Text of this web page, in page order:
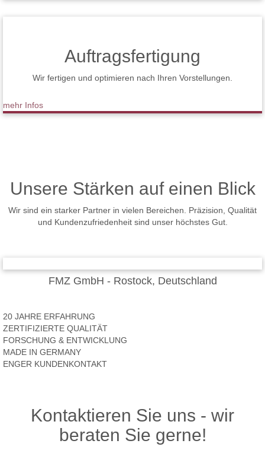
Auftragsfertigung
Wir fertigen und optimieren nach Ihren Vorstellungen.
mehr Infos
Unsere Stärken auf einen Blick
Wir sind ein starker Partner in vielen Bereichen. Präzision, Qualität
und Kundenzufriedenheit sind unser höchstes Gut.
FMZ GmbH - Rostock, Deutschland
20 JAHRE ERFAHRUNG
ZERTIFIZIERTE QUALITÄT
FORSCHUNG & ENTWICKLUNG
MADE IN GERMANY
ENGER KUNDENKONTAKT
Kontaktieren Sie uns - wir
beraten Sie gerne!